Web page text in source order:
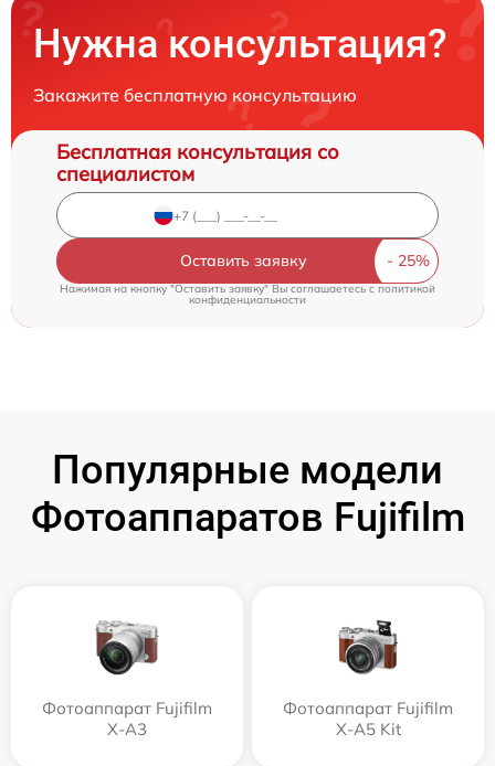
Нужна консультация?
Закажите бесплатную консультацию
Бесплатная консультация со
специалистом
Оставить заявку
Нажимая на кнопку "Оставить заявку" Вы соглашаетесь cполитикой
конфиденциальности
Популярные модели
Фотоаппаратов Fujifilm
Фотоаппарат Fujifilm
X-A3
Фотоаппарат Fujifilm
X-A5 Kit